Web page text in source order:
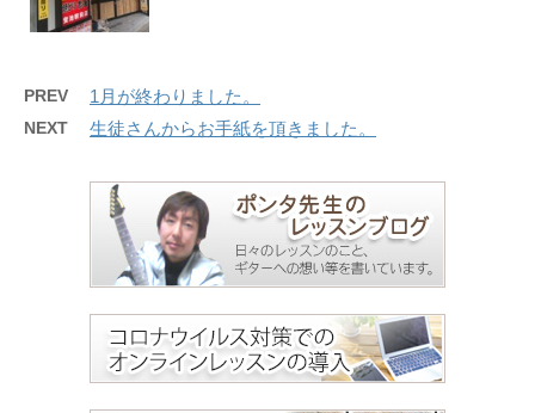
PREV 1月が終わりました。
NEXT 生徒さんからお手紙を頂きました。